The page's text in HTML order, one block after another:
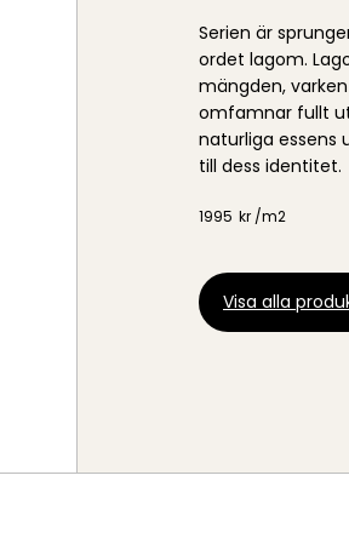
Serien är
ordet lagom.
mängden,
omfamnar fullt
naturliga essens
till dess identitet.
1995 kr /m2
Visa alla